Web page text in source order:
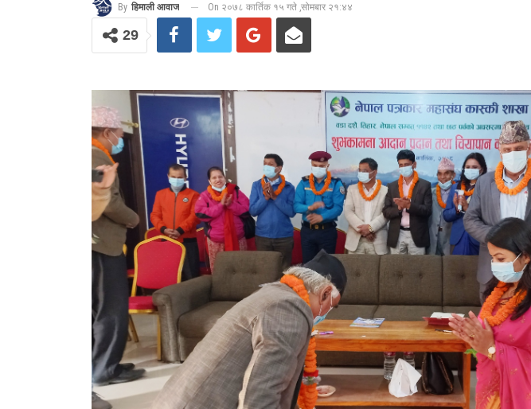
By हिमाली आवाज On २०७८ कार्तिक १५ गते ,सोमबार २१:४४
29